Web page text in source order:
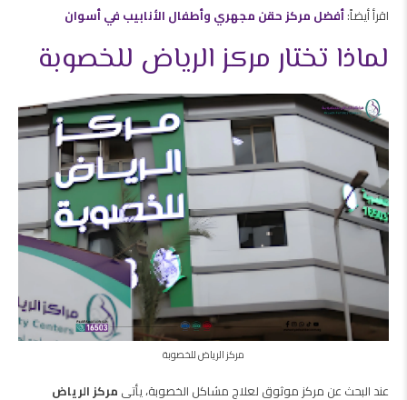
اقرأ أيضاً:أفضل مركز حقن مجهري وأطفال الأنابيب في أسوان
لماذا تختار مركز الرياض للخصوبة
مركز الرياض للخصوبة
عند البحث عن مركز موثوق لعلاج مشاكل الخصوبة، يأتي مركز الرياض